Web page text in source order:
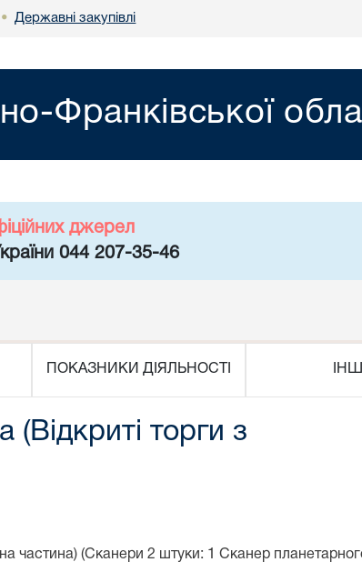
• Державні закупівлі
Франківської
джерел
044 207-35-46
ПОКАЗНИКИ ДІЯЛЬНОСТІ
торги з
частина) (Сканери 2 штуки: 1 Сканер